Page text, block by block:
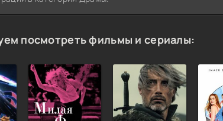
посмотреть фильмы и сериалы: